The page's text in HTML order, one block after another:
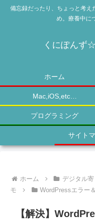
備忘録だったり、ちょっと考え
め。療養中に
くにぽんず
ホーム
Mac,iOS,etc…
プログラミング
サイト
ホーム デジタル
モ
WordPressエラー
【解決】